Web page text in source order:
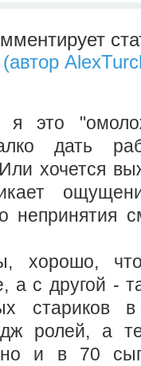
это
дать
хочется
непринятия
хорошо,
а с другой -
стариков в
ролей, а
и в 70